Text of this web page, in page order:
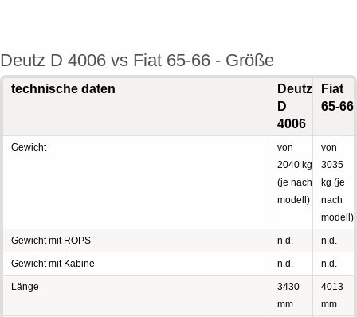
Deutz D 4006 vs Fiat 65-66 - Größe
technische daten
Deutz
D
4006
Fiat
65-66
Gewicht
von
2040 kg
(je nach
modell)
von
3035
kg (je
nach
modell)
Gewicht mit ROPS n.d. n.d.
Gewicht mit Kabine n.d. n.d.
Länge
3430
mm
4013
mm